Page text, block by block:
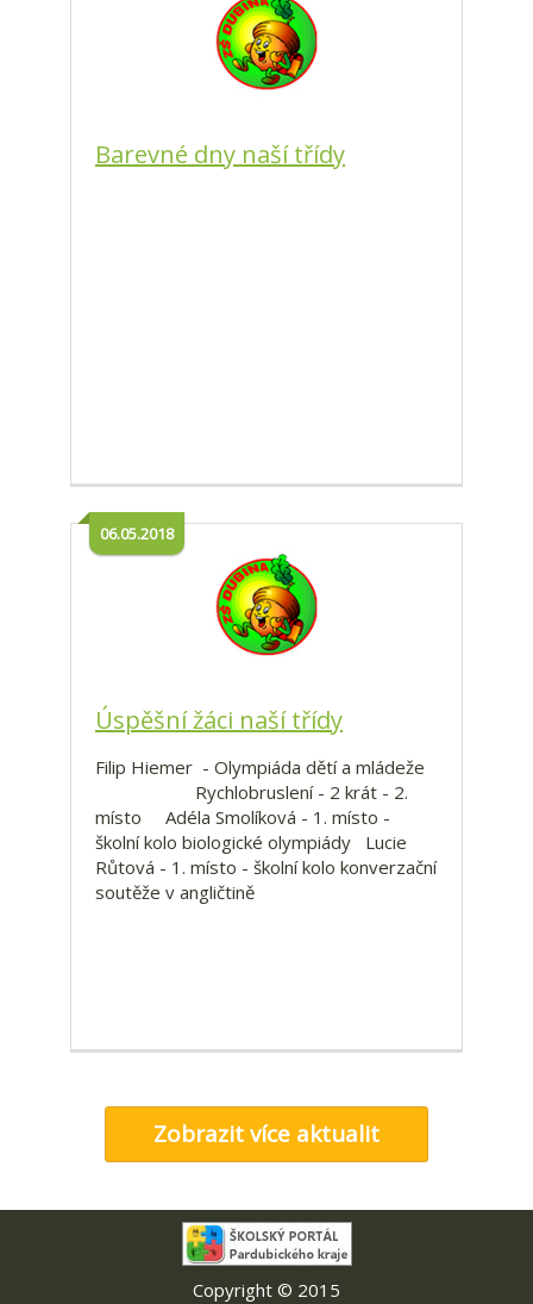
Barevné dny naší třídy
Úspěšní žáci naší třídy
06.05.2018
Filip Hiemer - Olympiáda dětí a mládeže
Rychlobruslení - 2 krát - 2.
místo Adéla Smolíková - 1. místo -
školní kolo biologické olympiády Lucie
Růtová - 1. místo - školní kolo konverzační
soutěže v angličtině
Zobrazit více aktualit
Copyright © 2015